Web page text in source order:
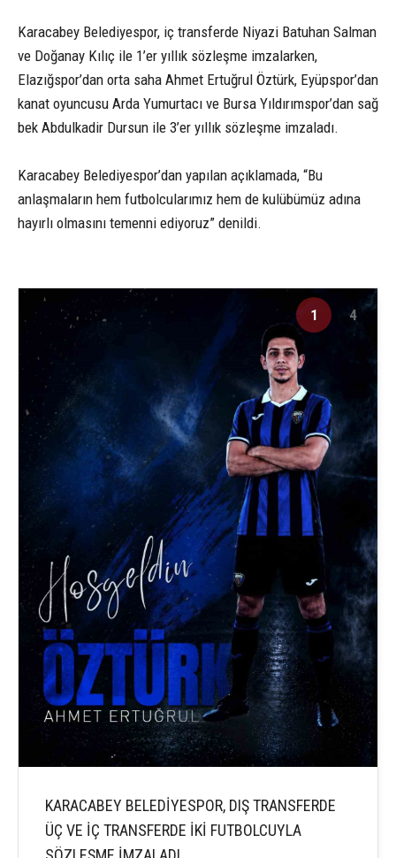
Karacabey Belediyespor, iç transferde Niyazi Batuhan Salman
ve Doğanay Kılıç ile 1’er yıllık sözleşme imzalarken,
Elazığspor’dan orta saha Ahmet Ertuğrul Öztürk, Eyüpspor’dan
kanat oyuncusu Arda Yumurtacı ve Bursa Yıldırımspor’dan sağ
bek Abdulkadir Dursun ile 3’er yıllık sözleşme imzaladı.
Karacabey Belediyespor’dan yapılan açıklamada, “Bu
anlaşmaların hem futbolcularımız hem de kulübümüz adına
hayırlı olmasını temenni ediyoruz” denildi.
1 4
KARACABEY BELEDİYESPOR, DIŞ TRANSFERDE
ÜÇ VE İÇ TRANSFERDE İKİ FUTBOLCUYLA